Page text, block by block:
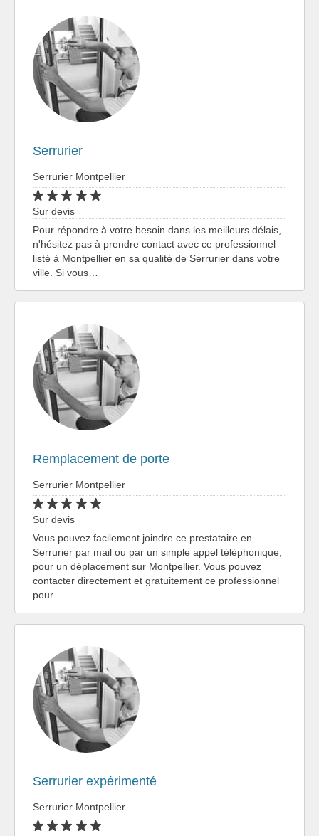
Serrurier
Serrurier Montpellier
Sur devis
Pour répondre à votre besoin dans les meilleurs délais,
n'hésitez pas à prendre contact avec ce professionnel
listé à Montpellier en sa qualité de Serrurier dans votre
ville. Si vous…
Remplacement de porte
Serrurier Montpellier
Sur devis
Vous pouvez facilement joindre ce prestataire en
Serrurier par mail ou par un simple appel téléphonique,
pour un déplacement sur Montpellier. Vous pouvez
contacter directement et gratuitement ce professionnel
pour…
Serrurier expérimenté
Serrurier Montpellier